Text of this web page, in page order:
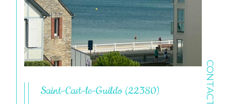
CONTACT
Saint-Cast-le-Guildo (22380)